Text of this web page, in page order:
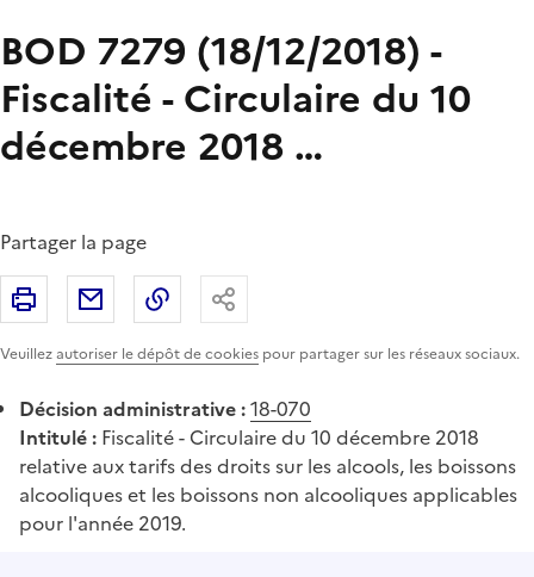
BOD 7279 (18/12/2018) -
Fiscalité - Circulaire du 10
décembre 2018 …
Partager la page
Veuillezautoriser le dépôt de cookies pour partager sur les réseaux sociaux.
Imprimer Partager par email
Copier le lien
Décision administrative :18-070
Intitulé : Fiscalité - Circulaire du 10 décembre 2018
relative aux tarifs des droits sur les alcools, les boissons
alcooliques et les boissons non alcooliques applicables
pour l'année 2019.